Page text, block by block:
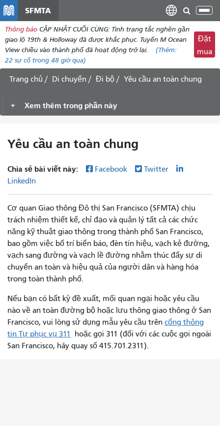
dung
SFMTA
Thông báo CẬP NHẬT CUỐI CÙNG: Tình trạng tắc nghẽn gần
giao lộ 19th & Holloway đã được khắc phục. Tuyến M Ocean
View chiều vào thành phố đã hoạt động trở lại.
(Thêm:
22 sự cố trong 48 giờ qua)
Đặt
mua
Trang chủ Di chuyển Đi bộ Yêu cầu an toàn chung
Xem thêm trong phần này
Yêu cầu an toàn chung
Chia sẻ bài viết này: Facebook
Twitter
LinkedIn
Cơ quan Giao thông Đô thị San Francisco (SFMTA) chịu
trách nhiệm thiết kế, chỉ đạo và quản lý tất cả các chức
năng kỹ thuật giao thông trong thành phố San Francisco,
bao gồm việc bố trí biển báo, đèn tín hiệu, vạch kẻ đường,
vạch sang đường và vạch lề đường nhằm thúc đẩy sự di
chuyển an toàn và hiệu quả của người dân và hàng hóa
trong toàn thành phố.
Nếu bạn có bất kỳ đề xuất, mối quan ngại hoặc yêu cầu
nào về an toàn đường bộ hoặc lưu thông giao thông ở San
Francisco, vui lòng sử dụng mẫu yêu cầu trên cổng thông
tin Tự phục vụ 311
hoặc gọi 311 (đối với các cuộc gọi ngoài
San Francisco, hãy quay số 415.701.2311).